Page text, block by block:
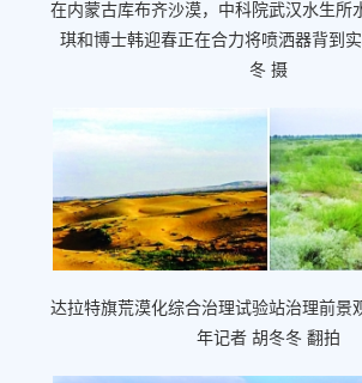
在内蒙古库布齐沙漠，中科院武汉水生所
琪和博士韩迎春正在合力将喷洒器背到
冬 摄
达拉特旗荒漠化综合治理试验站治理前景
年记者 胡冬冬 翻拍